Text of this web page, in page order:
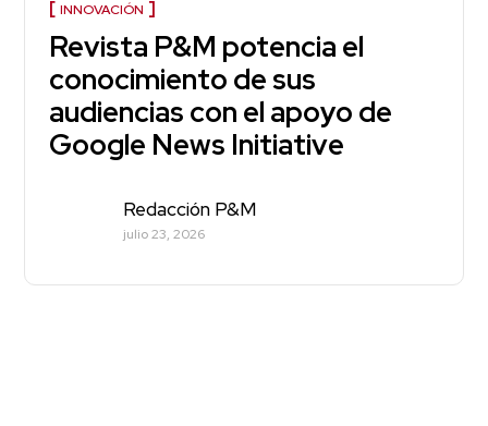
INNOVACIÓN
Revista P&M potencia el
conocimiento de sus
audiencias con el apoyo de
Google News Initiative
Redacción P&M
julio 23, 2026